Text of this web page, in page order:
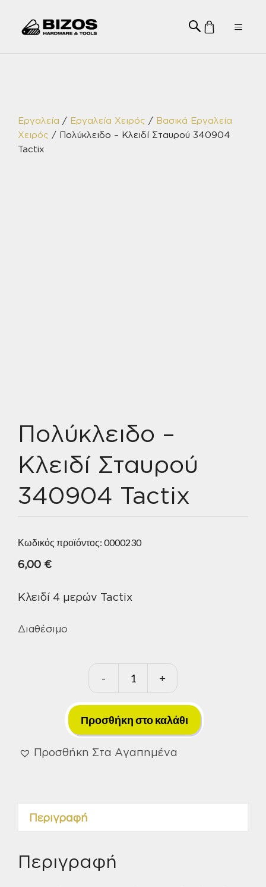
Menu
Εργαλεία / Εργαλεία Χειρός / Βασικά Εργαλεία
Χειρός / Πολύκλειδο – Κλειδί Σταυρού 340904
Tactix
Πολύκλειδο –
Κλειδί Σταυρού
340904 Tactix
Κωδικός προϊόντος: 0000230
6,00 €
Κλειδί 4 μερών Tactix
Διαθέσιμο
-
Πολύκλειδο
-
Κλειδί
Σταυρού
340904
+
Προσθήκη στο καλάθι
Προσθήκη Στα Αγαπημένα
Περιγραφή
Περιγραφή